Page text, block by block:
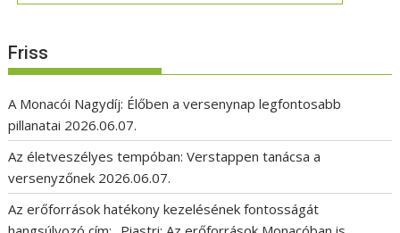
Friss
A Monacói Nagydíj: Élőben a versenynap legfontosabb
pillanatai 2026.06.07.
Az életveszélyes tempóban: Verstappen tanácsa a
versenyzőnek 2026.06.07.
Az erőforrások hatékony kezelésének fontosságát